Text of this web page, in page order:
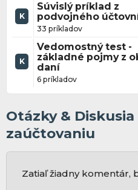
K
Súvislý príklad z
podvojného
33 príkladov
K
Vedomostný test -
základné pojmy z
daní
6 príkladov
Otázky &
zaúčtovaniu
Zatiaľ žiadny komentár,